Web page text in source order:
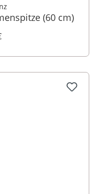
(60 cm)